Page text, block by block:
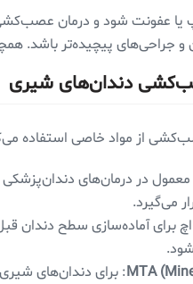
یا عفونت شود و درمان
جراحی‌های پیچیده‌تر باشد.
دندان‌های شیری
از مواد خاصی استفاده
معمول در درمان‌های
می‌گیرد.
برای آماده‌سازی سطح دندان
MTA